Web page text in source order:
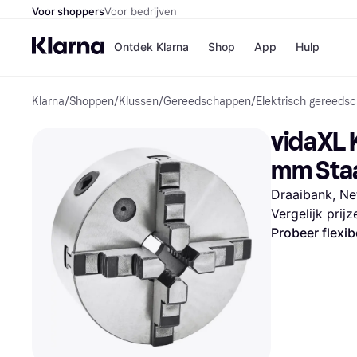
Voor shoppersVoor bedrijven
Ontdek Klarna Shop
Winkels
Bol
H&M
App Hulp
Klarna/Shoppen/Klussen/Gereedschappen/Elektrisch
vidaXL
mm
Draaibank,
Vergelijk
Probeer